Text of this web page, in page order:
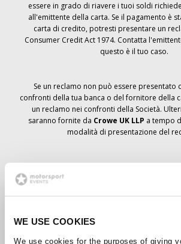
WE USE COOKIES
We use cookies for the purposes of giving
essere in grado di riavere i tuoi soldi
all'emittente della carta. Se il pagamento è
carta di credito, potresti presentare un
Consumer Credit Act 1974. Contatta
questo è il tuo caso.
Se un reclamo non può essere presentato
confronti della tua banca o del fornitore della
un reclamo nei confronti della Società.
saranno fornite da Crowe UK LLP a tempo
modalità di presentazione del
del biglietto, la prenotazione non è stata
che riceverai i biglietti ordinati a tempo